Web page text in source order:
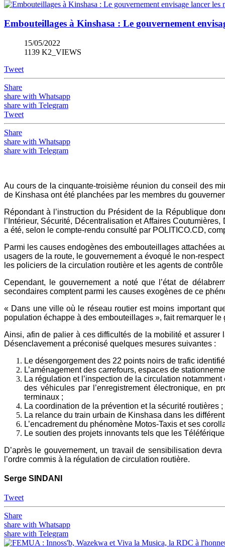
Embouteillages à Kinshasa : Le gouvernement
15/05/2022
1139 K2_VIEWS
Tweet
Share
share with Whatsapp
share with Telegram
Tweet
Share
share with Whatsapp
share with Telegram
Au cours de la cinquante-troisième réunion du conseil des
de Kinshasa ont été planchées par les membres du
Répondant à l’instruction du Président de la République
l’Intérieur, Sécurité, Décentralisation et Affaires
a été, selon le compte-rendu consulté par POLITICO.CD,
Parmi les causes endogènes des embouteillages attachées
usagers de la route, le gouvernement a évoqué le non-
les policiers de la circulation routière et les agents de
Cependant, le gouvernement a noté que l’état de
secondaires comptent parmi les causes exogènes de ce
« Dans une ville où le réseau routier est moins important
population échappe à des embouteillages », fait remarquer le
Ainsi, afin de palier à ces difficultés de la mobilité et
Désenclavement a préconisé quelques mesures suivantes :
Le désengorgement des 22 points noirs de trafic
L’aménagement des carrefours, espaces de
La régulation et l’inspection de la circulation
des véhicules par l’enregistrement électronique, en
terminaux ;
La coordination de la prévention et la sécurité routières ;
La relance du train urbain de Kinshasa dans les
L’encadrement du phénomène Motos-Taxis et ses
Le soutien des projets innovants tels que les
D’après le gouvernement, un travail de sensibilisation
l’ordre commis à la régulation de circulation routière.
Serge SINDANI
Tweet
Share
share with Whatsapp
share with Telegram